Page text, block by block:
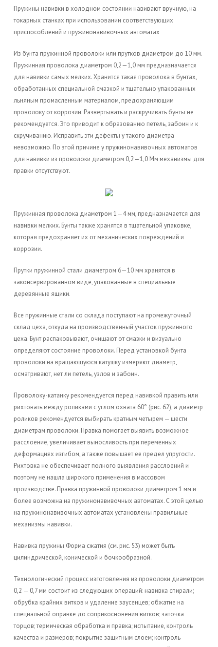
Пружины навивки в холодном состоянии навивают вручную, на
токарных станках при использовании соответствующих
приспособлений и пружинонавивочных автоматах
Из бунта пружинной проволоки или прутков диаметром до 10 мм.
Пружинная проволока диаметром 0,2—1,0 мм предназначается
для навивки самых мелких. Хранится такая проволока в бунтах,
обработанных специальной смазкой и тщательно упакованных
льняным промасленным материалом, предохраняющим
проволоку от коррозии. Развертывать и раскручивать бунты не
рекомендуется. Это приводит к образованию петель, забоин и к
скручиванию. Исправить эти дефекты у такого диаметра
невозможно. По этой причине у пружинонавивочных автоматов
для навивки из проволоки диаметром 0,2—1,0 Мм механизмы для
правки отсутствуют.
Пружинная проволока диаметром 1—4 мм, предназначается для
навивки мелких. Бунты также хранятся в тщательной упаковке,
которая предохраняет их от механических повреждений и
коррозии.
Прутки пружинной стали диаметром 6—10 мм хранятся в
законсервированном виде, упакованные в специальные
деревянные ящики.
Все пружинные стали со склада поступают на промежуточный
склад цеха, откуда на производственный участок пружинного
цеха. Бунт распаковывают, очищают от смазки и визуально
определяют состояние проволоки. Перед установкой бунта
проволоки на вращающуюся катушку измеряют диаметр,
осматривают, нет ли петель, узлов и забоин.
Проволоку-катанку рекомендуется перед навивкой править или
рихтовать между роликами с углом охвата 60° (рис. 62), а диаметр
роликов рекомендуется выбирать кратным четырем — шести
диаметрам проволоки. Правка помогает выявить возможное
расслоение, увеличивает выносливость при переменных
деформациях изгибом, а также повышает ее предел упругости.
Рихтовка не обеспечивает полного выявления расслоений и
поэтому не нашла широкого применения в массовом
производстве. Правка пружинной проволоки диаметром 1 мм и
более возможна на пружинонавивочных автоматах. С этой целью
на пружинонавивочных автоматах установлены правильные
механизмы навивки.
Навивка пружины Форма сжатия (см. рис. 53) может быть
цилиндрической, конической и бочкообразной.
Технологический процесс изготовления из проволоки диаметром
0,2 — 0,7 мм состоит из следующих операций: навивка спирали;
обрубка крайних витков и удаление заусенцев; обжатие на
специальной оправке до соприкосновения витков; заточка
торцов; термическая обработка и правка; испытание, контроль
качества и размеров; покрытие защитным слоем; контроль